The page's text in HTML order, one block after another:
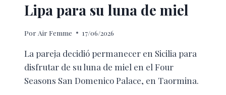
Lipa para su luna de miel
Por Air Femme 17/06/2026
La pareja decidió permanecer en Sicilia para
disfrutar de su luna de miel en el Four
Seasons San Domenico Palace, en Taormina.